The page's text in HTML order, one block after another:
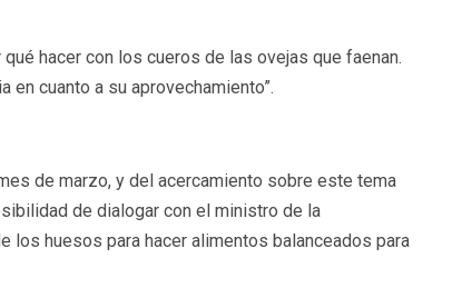
hacer con los cueros de las ovejas que faenan.
en cuanto a su aprovechamiento”.
de marzo, y del acercamiento sobre este tema
de dialogar con el ministro de la
los huesos para hacer alimentos balanceados para